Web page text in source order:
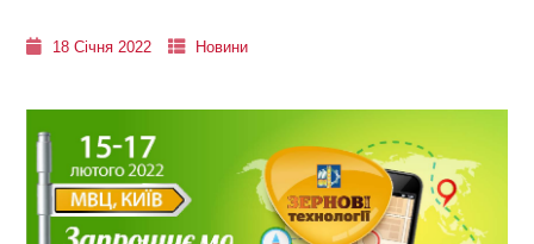
18 Січня 2022 Новини